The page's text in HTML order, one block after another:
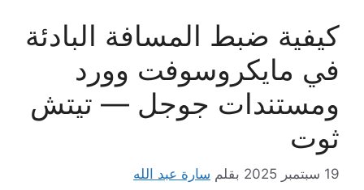
كيفية ضبط المسافة البادئة
في مايكروسوفت وورد
ومستندات جوجل — تيتش
ثوت
19 سبتمبر 2025 بقلم سارة عبد الله